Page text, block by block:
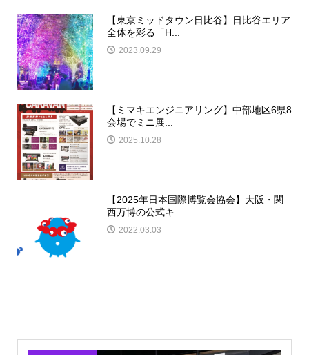
【東京ミッドタウン日比谷】日比谷エリア
全体を彩る「H...
2023.09.29
【ミマキエンジニアリング】中部地区6県8
会場でミニ展...
2025.10.28
【2025年日本国際博覧会協会】大阪・関
西万博の公式キ...
2022.03.03